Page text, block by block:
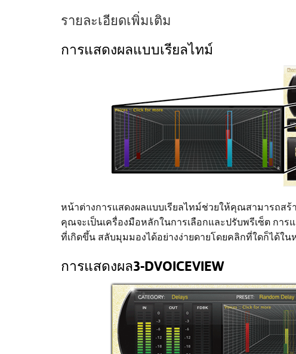
รายละเอียดเพิ่มเติม
การแสดงผลแบบเรียลไทม์
หน้าต่างการแสดงผลแบบเรียลไทม์ช่วยให้คุณสามารถสร้
คุณจะเป็นเครื่องมือหลักในการเลือกและปรับพรีเซ็ต การ
ที่เกิดขึ้น สลับมุมมองได้อย่างง่ายดายโดยคลิกที่ใดก็ได้ใน
การแสดงผล3-DVOICEVIEW